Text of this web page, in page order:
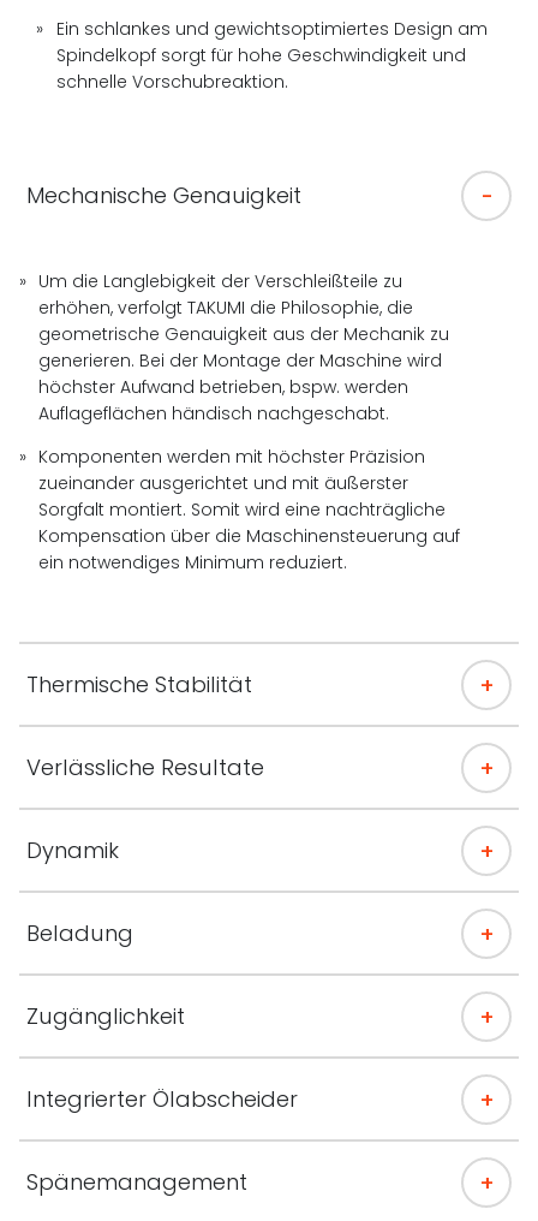
Ein schlankes und gewichtsoptimiertes Design am
Spindelkopf sorgt für hohe Geschwindigkeit und
schnelle Vorschubreaktion.
Mechanische Genauigkeit
Um die Langlebigkeit der Verschleißteile zu
erhöhen, verfolgt TAKUMI die Philosophie, die
geometrische Genauigkeit aus der Mechanik zu
generieren. Bei der Montage der Maschine wird
höchster Aufwand betrieben, bspw. werden
Auflageflächen händisch nachgeschabt.
Komponenten werden mit höchster Präzision
zueinander ausgerichtet und mit äußerster
Sorgfalt montiert. Somit wird eine nachträgliche
Kompensation über die Maschinensteuerung auf
ein notwendiges Minimum reduziert.
Thermische Stabilität
Verlässliche Resultate
Dynamik
Beladung
Zugänglichkeit
Integrierter Ölabscheider
Spänemanagement